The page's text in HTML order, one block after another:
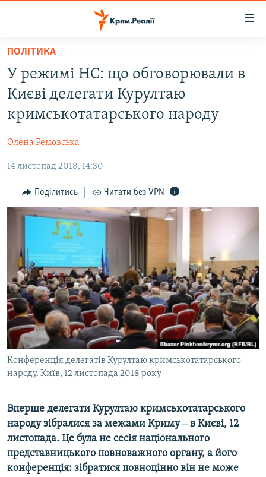
Перейти
основного
матеріалу
до
основної
Перейти
пошуку
ВОДА.КРИМ
БЛОГИ
ПОГЛЯД
ІНТЕРВ'Ю
ВСЕ ЗА ДЕНЬ
СПЕЦПРОЕКТИ
ДЕПОРТАЦІЯ
ВІДЕОУРОКИ «ELIFBE»
СВІДЧЕННЯ ОКУПАЦІЇ
УКРАЇНСЬКА ПРОБЛЕМА КРИМУ
ІНФОГРАФІКА
ЯК ОБІЙТИ БЛОКУВАННЯ
Русский
Qırımtatar
ДОЛУЧАЙСЯ!
ПОЛІТИКА
У режимі НС: що обговорювали в
Києві делегати Курултаю
кримськотатарського народу
Олена Ремовська
14 листопад 2018, 14:30
Поділитись Читати без VPN
Конференція делегатів Курултаю кримськотатарського
народу. Київ, 12 листопада 2018 року
Вперше делегати Курултаю кримськотатарського
народу зібралися за межами Криму ‒ в Києві, 12
листопада. Це була не сесія національного
представницького повноважного органу, а його
конференція: зібратися повноцінно він не може